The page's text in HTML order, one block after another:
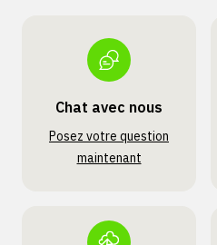
Chat avec nous
Posez votre question
maintenant